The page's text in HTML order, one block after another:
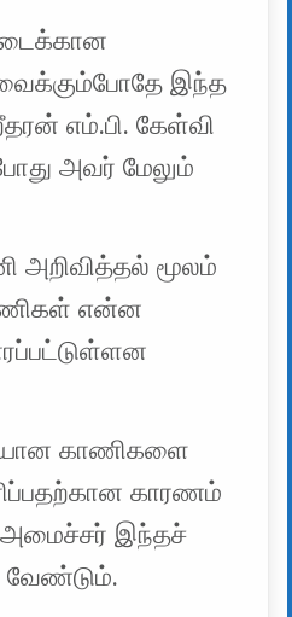
இந்த
எம்.பி. கேள்வி
அவர் மேலும்
அறிவித்தல் மூலம்
என்ன
காணிகளை
காரணம்
இந்தச்
வேண்டும்.